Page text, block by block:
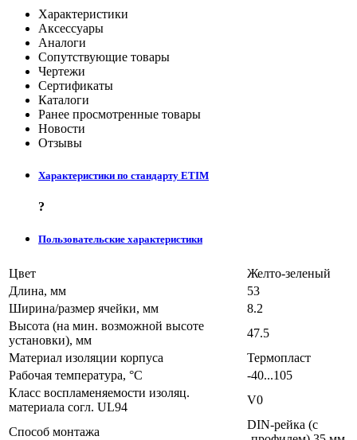
Характеристики
Аксессуары
Аналоги
Сопутствующие товары
Чертежи
Сертификаты
Каталоги
Ранее просмотренные товары
Новости
Отзывы
Характеристики по стандарту ETIM
?
Пользовательские характеристики
Цвет
Желто-зеленый
Длина, мм
53
Ширина/размер ячейки, мм
8.2
Высота (на мин. возможной высоте
установки), мм
47.5
Материал изоляции корпуса
Термопласт
Рабочая температура, °C
-40...105
Класс воспламеняемости изоляц.
материала согл. UL94
V0
Способ монтажа
DIN-рейка (с